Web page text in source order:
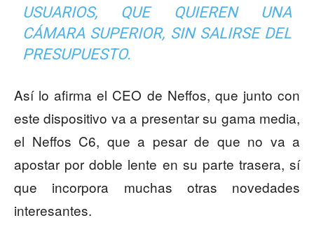
USUARIOS, QUE QUIEREN UNA
CÁMARA SUPERIOR, SIN SALIRSE DEL
PRESUPUESTO.
Así lo afirma el CEO de Neffos, que junto con
este dispositivo va a presentar su gama media,
el Neffos C6, que a pesar de que no va a
apostar por doble lente en su parte trasera, sí
que incorpora muchas otras novedades
interesantes.